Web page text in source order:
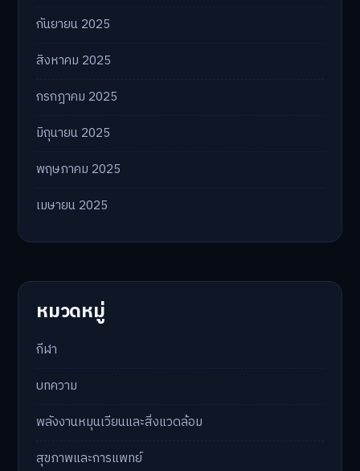
กันยายน 2025
สิงหาคม 2025
กรกฎาคม 2025
มิถุนายน 2025
พฤษภาคม 2025
เมษายน 2025
หมวดหมู่
กีฬา
บทความ
พลังงานหมุนเวียนและสิ่งแวดล้อม
สุขภาพและการแพทย์